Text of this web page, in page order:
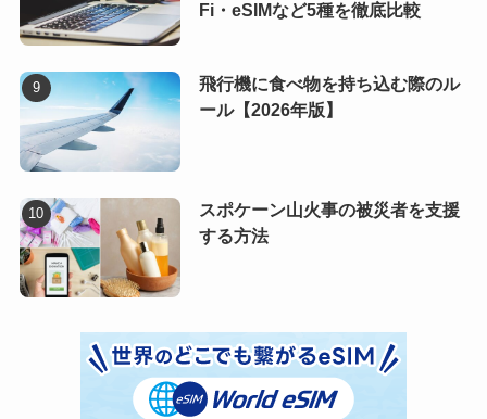
Fi・eSIMなど5種を徹底比較
飛行機に食べ物を持ち込む際のル
ール【2026年版】
スポケーン山火事の被災者を支援
する方法